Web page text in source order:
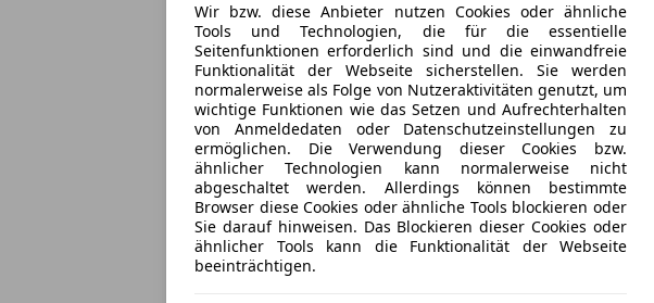
Ein ideales Cabrio für Liebhaber und Fahrspaß pur!
Fahrzeug wird noch verwendet, KM-Stand kann sich
NUR seriöse Angebote!
Wir bzw. diese Anbieter nutzen Cookies oder ähnliche
Tools und Technologien, die für die essentielle
Seitenfunktionen erforderlich sind und die einwandfreie
Funktionalität der Webseite sicherstellen. Sie werden
normalerweise als Folge von Nutzeraktivitäten genutzt, um
wichtige Funktionen wie das Setzen und Aufrechterhalten
von Anmeldedaten oder Datenschutzeinstellungen zu
ermöglichen. Die Verwendung dieser Cookies bzw.
ähnlicher Technologien kann normalerweise nicht
abgeschaltet werden. Allerdings können bestimmte
Browser diese Cookies oder ähnliche Tools blockieren oder
Sie darauf hinweisen. Das Blockieren dieser Cookies oder
ähnlicher Tools kann die Funktionalität der Webseite
beeinträchtigen.